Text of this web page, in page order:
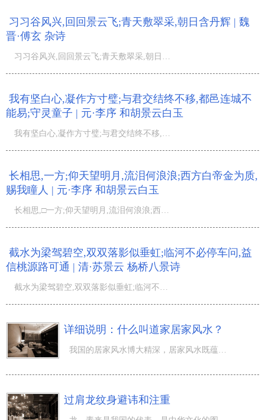
习习谷风兴,回回景云飞;青天敷翠采,朝日含丹辉 | 魏
晋·傅玄 杂诗
习习谷风兴,回回景云飞;青天敷翠采,朝日含丹辉;...
我有坚白心,凝作方寸璧;与君交结终不移,都邑连城不
能易;守灵童子 | 元·李序 和胡景云白玉
我有坚白心,凝作方寸璧;与君交结终不移,都邑连城不能易;守灵童子无纤瑕,十年琢削如莲花;金铃珠带玉夭矫,中
长相思,一方;仰天望明月,流泪何浪浪;西方白帝金为质,
赐我瞳人 | 元·李序 和胡景云白玉
长相思,□一方;仰天望明月,流泪何浪浪;西方白帝金为质,赐我瞳人外如漆;酸心烈烈不可支,火起灵台铸成液;为君
截水为梁驾碧空,双双落影似垂虹;临河不必停车问,益
信桃源路可通 | 清·苏景云 杨桥八景诗
截水为梁驾碧空,双双落影似垂虹;临河不必停车问,益信桃源路可通;...
详细说明：什么叫道家居家风水？
我国的居家风水博大精深，居家风水既蕴含着社会学，也包括着神学，乃至能够称作这种造型艺术，注重人与环境
过肩龙纹身避讳和注重